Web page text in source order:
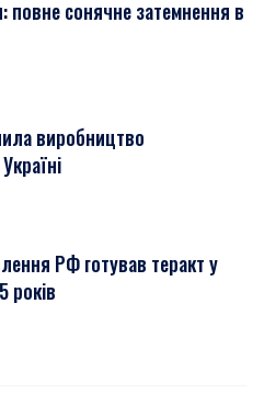
повне сонячне затемнення в
виробництво
РФ готував теракт у
років